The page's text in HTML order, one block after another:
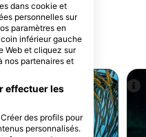
dans cookie et
personnelles sur
paramètres en
inférieur gauche
Web et cliquez sur
nos partenaires et
effectuer les
des profils pour
personnalisés.